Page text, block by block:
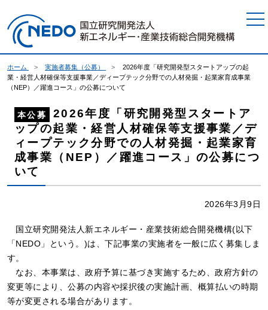
ホーム 実施者募集（公募）
2026年度「研究開発型スタートアップの起
業・経営人材確保等支援事業／ディープテック分野での人材発掘・起業家育成事業
（NEP）／躍進コース」の公募について
本公募
2026年度「研究開発型スタートア
ップの起業・経営人材確保等支援事業／デ
ィープテック分野での人材発掘・起業家育
成事業（NEP）／躍進コース」の公募につ
いて
2026年3月9日
国立研究開発法人新エネルギー・産業技術総合開発機構(以下
「NEDO」という。)は、下記事業の実施者を一般に広く募集しま
す。
なお、本事業は、政府予算に基づき実施するため、政府方針の
変更等により、公募の内容や採択後の実施計画、概算払いの時期
等が変更される場合があります。